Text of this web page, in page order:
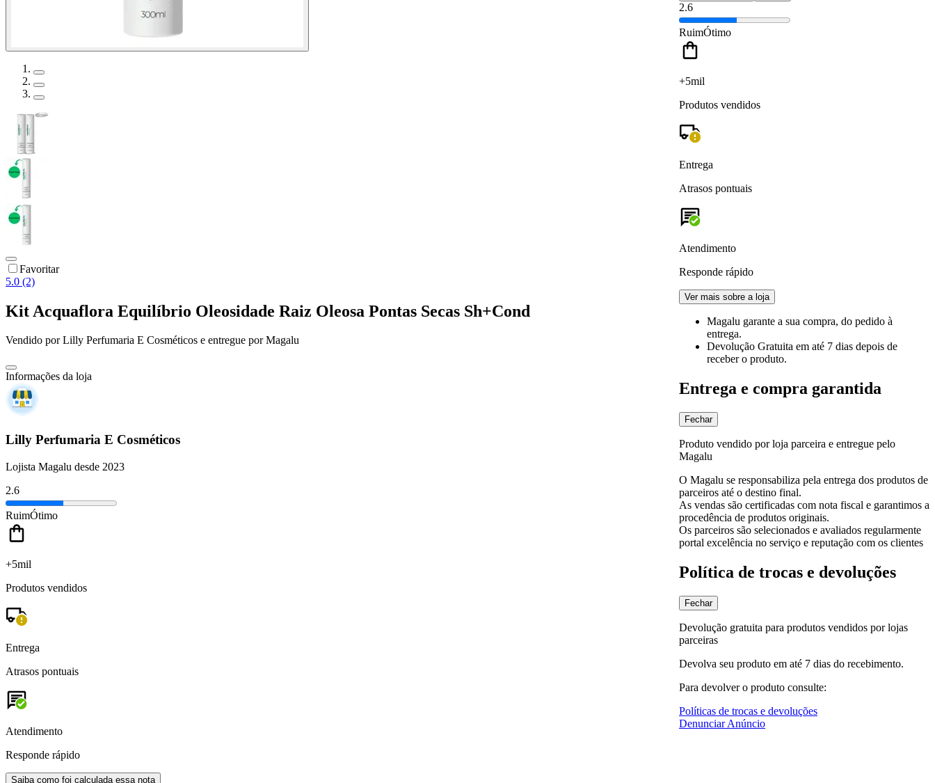
Favoritar
5.0 (2)
Kit Acquaflora Equilíbrio Oleosidade Raiz Oleosa Pontas Secas Sh+Cond
Vendido porLilly Perfumaria E Cosméticos e entregue por Magalu
Informações da loja
Lilly Perfumaria E Cosméticos
Lojista Magalu desde 2023
2.6
RuimÓtimo
+5mil
Produtos vendidos
Entrega
Atrasos pontuais
Atendimento
Responde rápido
Saiba como foi calculada essa nota
2.6
RuimÓtimo
+5mil
Produtos vendidos
Entrega
Atrasos pontuais
Atendimento
Responde rápido
Ver mais sobre a loja
Magalu garante a sua compra, do pedido à
entrega.
Devolução Gratuita em até 7 dias depois de
receber o produto.
Entrega e compra garantida
Fechar
Produto vendido por loja parceira e entregue pelo
Magalu
O Magalu se responsabiliza pela entrega dos produtos de
parceiros até o destino final.
As vendas são certificadas com nota fiscal e garantimos a
procedência de produtos originais.
Os parceiros são selecionados e avaliados regularmente
portal excelência no serviço e reputação com os clientes
Política de trocas e devoluções
Fechar
Devolução gratuita para produtos vendidos por lojas
parceiras
Devolva seu produto em até 7 dias do recebimento.
Para devolver o produto consulte:
Políticas de trocas e devoluções
Denunciar Anúncio